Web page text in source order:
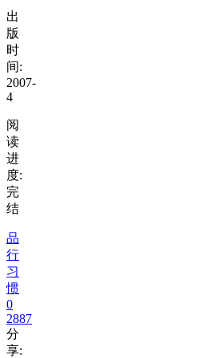
出
版
时
间:
2007-
4
阅
读
进
度:
完
结
品
行
习
惯
0
2887
分
享: